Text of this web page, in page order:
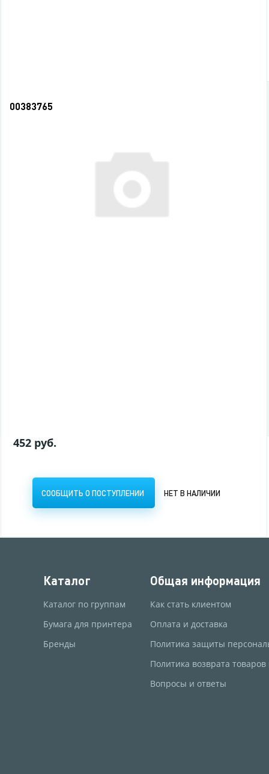
00383765
452 руб.
СООБЩИТЬ О ПОСТУПЛЕНИИ НЕТ В НАЛИЧИИ
Каталог
Каталог по группам
Бумага для принтера
Бренды
Общая информация
Как стать клиентом
Оплата и доставка
Политика защиты
Политика возврата
Вопросы и ответы